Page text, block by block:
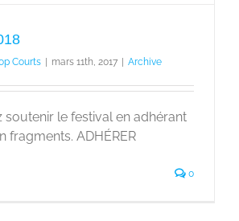
Courts | mars 11th, 2017 | Archive
soutenir le festival en adhérant
fragments. ADHÉRER
0